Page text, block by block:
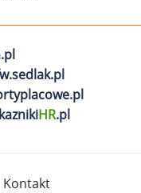
HR.pl
Kontakt